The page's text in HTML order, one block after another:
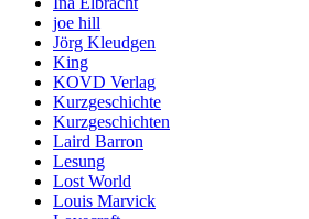
joe hill
Jörg Kleudgen
King
KOVD Verlag
Kurzgeschichte
Kurzgeschichten
Laird Barron
Lesung
Lost World
Louis Marvick